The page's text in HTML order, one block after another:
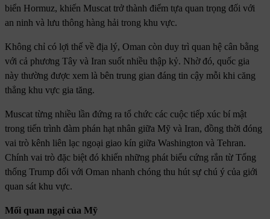
biển Hormuz, khiến Muscat trở thành điểm tựa quan trọng đối với
an ninh và lưu thông hàng hải trong khu vực.
Không chỉ có lợi thế về địa lý, Oman còn duy trì quan hệ cân bằng
với cả phương Tây và Iran suốt nhiều thập kỷ. Nhờ đó, quốc gia
này thường được xem là bên trung gian đáng tin cậy mỗi khi căng
thẳng khu vực gia tăng.
Muscat từng nhiều lần đứng ra tổ chức các cuộc tiếp xúc bí mật
trong tiến trình đàm phán hạt nhân giữa Mỹ và Iran, đồng thời đóng
vai trò kênh liên lạc ngoại giao kín giữa Washington và Tehran.
Chính vai trò đặc biệt đó khiến những phát biểu cứng rắn từ Tổng
thống Trump đối với Oman nhanh chóng thu hút sự chú ý của giới
quan sát khu vực.
Mối quan ngại của Mỹ